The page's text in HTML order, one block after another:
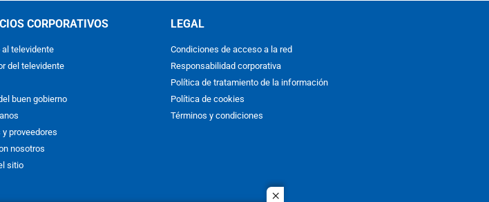
CORPORATIVOS
al televidente
del televidente
buen gobierno
y proveedores
nosotros
sitio
LEGAL
Condiciones de acceso a la red
Responsabilidad corporativa
Política de tratamiento de la información
Política de cookies
Términos y condiciones